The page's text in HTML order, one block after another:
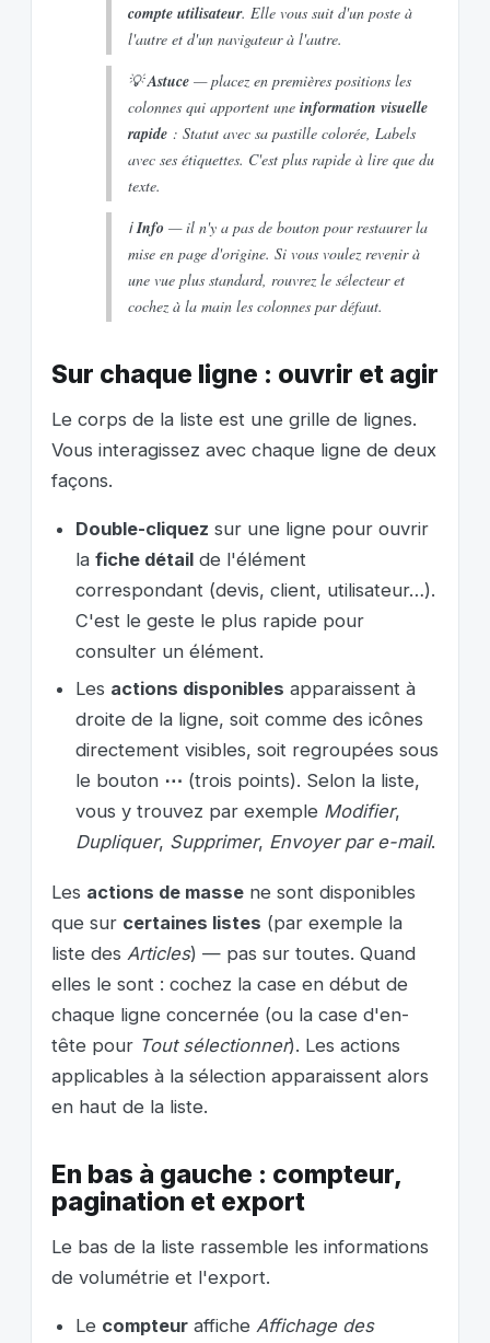
compte utilisateur. Elle vous suit d'un poste à
l'autre et d'un navigateur à l'autre.
💡Astuce — placez en premières positions les
colonnes qui apportent une information visuelle
rapide : Statut avec sa pastille colorée, Labels
avec ses étiquettes. C'est plus rapide à lire que du
texte.
ℹ️Info — il n'y a pas de bouton pour restaurer la
mise en page d'origine. Si vous voulez revenir à
une vue plus standard, rouvrez le sélecteur et
cochez à la main les colonnes par défaut.
Sur chaque ligne : ouvrir et agir
Le corps de la liste est une grille de lignes.
Vous interagissez avec chaque ligne de deux
façons.
Double-cliquez sur une ligne pour ouvrir
la fiche détail de l'élément
correspondant (devis, client, utilisateur…).
C'est le geste le plus rapide pour
consulter un élément.
Les actions disponibles apparaissent à
droite de la ligne, soit comme des icônes
directement visibles, soit regroupées sous
le bouton ⋯ (trois points). Selon la liste,
vous y trouvez par exemple Modifier,
Dupliquer, Supprimer, Envoyer par e-mail.
Les actions de masse ne sont disponibles
que sur certaines listes (par exemple la
liste des Articles) — pas sur toutes. Quand
elles le sont : cochez la case en début de
chaque ligne concernée (ou la case d'en-
tête pour Tout sélectionner). Les actions
applicables à la sélection apparaissent alors
en haut de la liste.
En bas à gauche : compteur,
pagination et export
Le bas de la liste rassemble les informations
de volumétrie et l'export.
Le compteur affiche Affichage des